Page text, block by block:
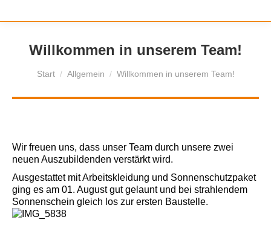
Willkommen in unserem Team!
Start Allgemein Willkommen in unserem Team!
Wir freuen uns, dass unser Team durch unsere zwei
neuen Auszubildenden verstärkt wird.
Ausgestattet mit Arbeitskleidung und Sonnenschutzpaket
ging es am 01. August gut gelaunt und bei strahlendem
Sonnenschein gleich los zur ersten Baustelle.